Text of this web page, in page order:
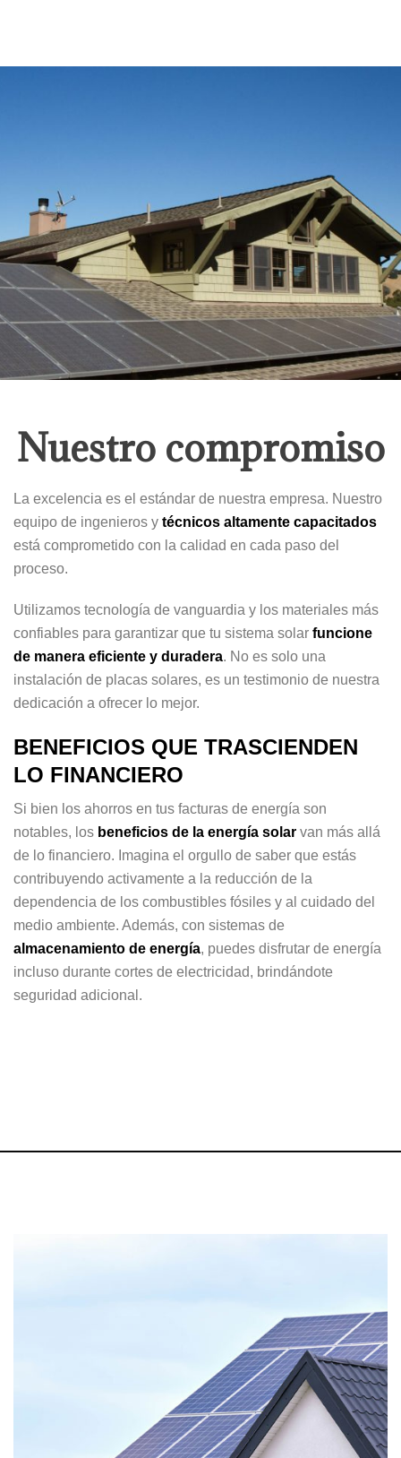
Nuestro compromiso
La excelencia es el estándar de nuestra empresa. Nuestro
equipo de ingenieros y técnicos altamente capacitados
está comprometido con la calidad en cada paso del
proceso.
Utilizamos tecnología de vanguardia y los materiales más
confiables para garantizar que tu sistema solar funcione
de manera eficiente y duradera. No es solo una
instalación de placas solares, es un testimonio de nuestra
dedicación a ofrecer lo mejor.
BENEFICIOS QUE TRASCIENDEN
LO FINANCIERO
Si bien los ahorros en tus facturas de energía son
notables, los beneficios de la energía solar van más allá
de lo financiero. Imagina el orgullo de saber que estás
contribuyendo activamente a la reducción de la
dependencia de los combustibles fósiles y al cuidado del
medio ambiente. Además, con sistemas de
almacenamiento de energía, puedes disfrutar de energía
incluso durante cortes de electricidad, brindándote
seguridad adicional.